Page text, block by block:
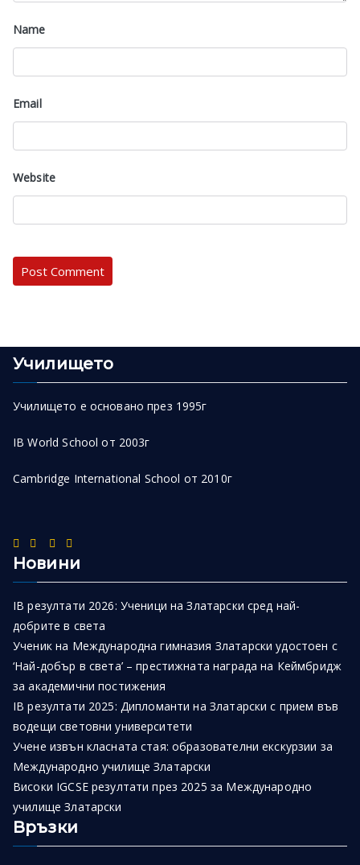
Name
Email
Website
Училището
Училището е основано през 1995г
IB World School от 2003г
Cambridge International School от 2010г
Новини
IB резултати 2026: Ученици на Златарски сред най-
добрите в света
Ученик на Международна гимназия Златарски удостоен с
‘Най-добър в света’ – престижната награда на Кеймбридж
за академични постижения
IB резултати 2025: Дипломанти на Златарски с прием във
водещи световни университети
Учене извън класната стая: образователни екскурзии за
Международно училище Златарски
Високи IGCSE резултати през 2025 за Международно
училище Златарски
Връзки